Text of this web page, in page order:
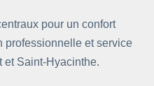
pour un confort
professionnelle et service
et Saint-Hyacinthe.